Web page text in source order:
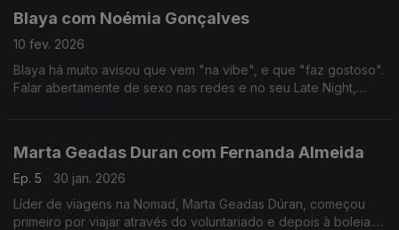
Blaya com Noémia Gonçalves
10 fev. 2026
Blaya há muito avisou que vem "na vibe", e que "faz gostoso".
Falar abertamente de sexo nas redes e no seu Late Night,
Marta Geadas Duran com Fernanda Almeida
Ep. 5
30 jan. 2026
Líder de viagens na Nomad, Marta Geadas Dúran, começou
primeiro por viajar através do voluntariado e depois à boleia.